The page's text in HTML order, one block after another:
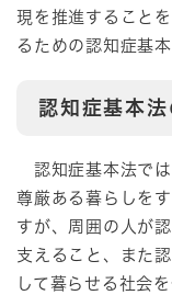
現を推進すること
るための認知症基
認知症基本
認知症基本法では
尊厳ある暮らしを
すが、周囲の人が
支えること、また
して暮らせる社会